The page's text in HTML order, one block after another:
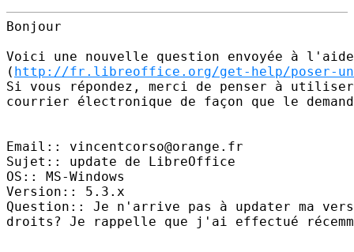
Bonjour
Voici une nouvelle question envoyée à
( http://fr.libreoffice.org/get-help/poser-
Si vous répondez, merci de penser à
courrier électronique de façon que le
Email:: vincentcorso@orange.fr
Sujet:: update de LibreOffice
OS:: MS-Windows
Version:: 5.3.x
Question:: Je n'arrive pas à updater ma
droits? Je rappelle que j'ai effectué